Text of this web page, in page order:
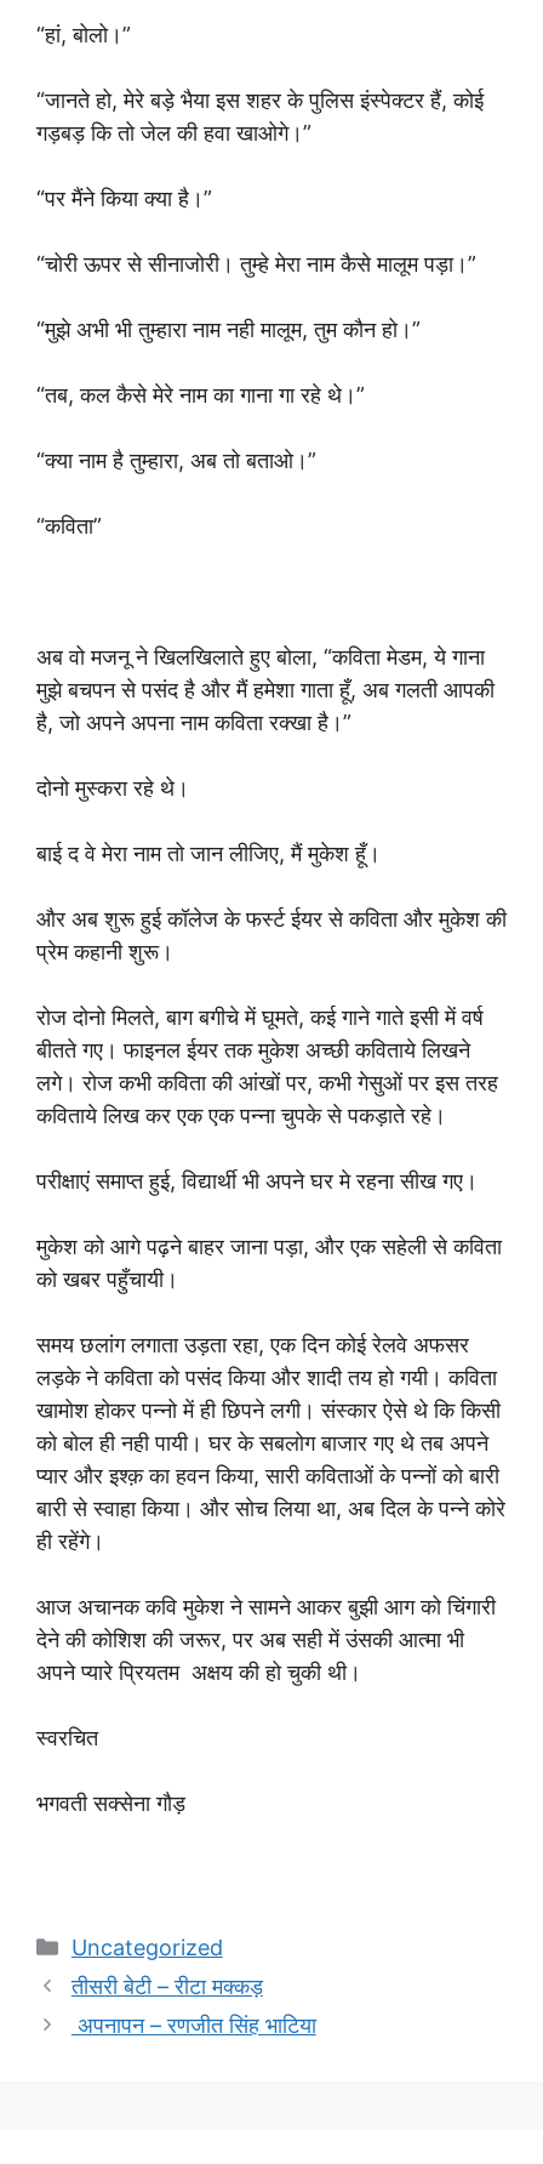
“हां, बोलो।”
“जानते हो, मेरे बड़े भैया इस शहर के पुलिस इंस्पेक्टर हैं, कोई
गड़बड़ कि तो जेल की हवा खाओगे।”
“पर मैंने किया क्या है।”
“चोरी ऊपर से सीनाजोरी। तुम्हे मेरा नाम कैसे मालूम पड़ा।”
“मुझे अभी भी तुम्हारा नाम नही मालूम, तुम कौन हो।”
“तब, कल कैसे मेरे नाम का गाना गा रहे थे।”
“क्या नाम है तुम्हारा, अब तो बताओ।”
“कविता”
अब वो मजनू ने खिलखिलाते हुए बोला, “कविता मेडम, ये गाना
मुझे बचपन से पसंद है और मैं हमेशा गाता हूँ, अब गलती आपकी
है, जो अपने अपना नाम कविता रक्खा है।”
दोनो मुस्करा रहे थे।
बाई द वे मेरा नाम तो जान लीजिए, मैं मुकेश हूँ।
और अब शुरू हुई कॉलेज के फर्स्ट ईयर से कविता और मुकेश की
प्रेम कहानी शुरू।
रोज दोनो मिलते, बाग बगीचे में घूमते, कई गाने गाते इसी में वर्ष
बीतते गए। फाइनल ईयर तक मुकेश अच्छी कविताये लिखने
लगे। रोज कभी कविता की आंखों पर, कभी गेसुओं पर इस तरह
कविताये लिख कर एक एक पन्ना चुपके से पकड़ाते रहे।
परीक्षाएं समाप्त हुई, विद्यार्थी भी अपने घर मे रहना सीख गए।
मुकेश को आगे पढ़ने बाहर जाना पड़ा, और एक सहेली से कविता
को खबर पहुँचायी।
समय छलांग लगाता उड़ता रहा, एक दिन कोई रेलवे अफसर
लड़के ने कविता को पसंद किया और शादी तय हो गयी। कविता
खामोश होकर पन्नो में ही छिपने लगी। संस्कार ऐसे थे कि किसी
को बोल ही नही पायी। घर के सबलोग बाजार गए थे तब अपने
प्यार और इश्क़ का हवन किया, सारी कविताओं के पन्नों को बारी
बारी से स्वाहा किया। और सोच लिया था, अब दिल के पन्ने कोरे
ही रहेंगे।
आज अचानक कवि मुकेश ने सामने आकर बुझी आग को चिंगारी
देने की कोशिश की जरूर, पर अब सही में उंसकी आत्मा भी
अपने प्यारे प्रियतम अक्षय की हो चुकी थी।
स्वरचित
भगवती सक्सेना गौड़
Categories
Uncategorized
तीसरी बेटी – रीटा मक्कड़
अपनापन – रणजीत सिंह भाटिया